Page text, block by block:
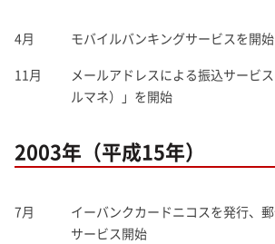
4月
モバイルバンキングサービスを開始
11月
メールアドレスによる振込サービ
ルマネ）」を開始
2003年（平成15年）
7月
イーバンクカードニコスを発行、
サービス開始